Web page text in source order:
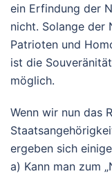
ein Erfindung der
nicht. Solange der
Patrioten und
ist die
möglich.
Wenn wir nun das
ergeben sich
a) Kann man zum